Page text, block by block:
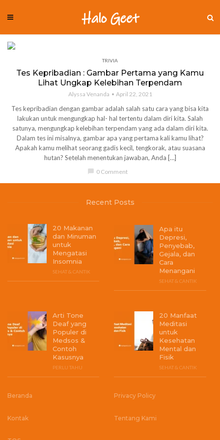
TRIVIA
Tes Kepribadian : Gambar Pertama yang Kamu
Lihat Ungkap Kelebihan Terpendam
Alyssa Venanda April 22, 2021
Tes kepribadian dengan gambar adalah salah satu cara yang bisa kita
lakukan untuk mengungkap hal- hal tertentu dalam diri kita. Salah
satunya, mengungkap kelebihan terpendam yang ada dalam diri kita.
Dalam tes ini misalnya, gambar apa yang pertama kali kamu lihat?
Apakah kamu melihat seorang gadis kecil, tengkorak, atau suasana
hutan? Setelah menentukan jawaban, Anda […]
chat_bubble 0 Comment
Recent Posts
20 Makanan
dan Minuman
untuk
Mengatasi
Insomnia
SEHAT & CANTIK
Apa itu
Depresi,
Penyebab,
Gejala, dan
Cara
Menangani
SEHAT & CANTIK
Arti Tone
Deaf yang
Populer di
Medsos &
Contoh
Kasusnya
PERLU TAHU
20 Manfaat
Meditasi
untuk
Kesehatan
Mental dan
Fisik
SEHAT & CANTIK
Beranda Privacy Policy
Kontak Tentang Kami